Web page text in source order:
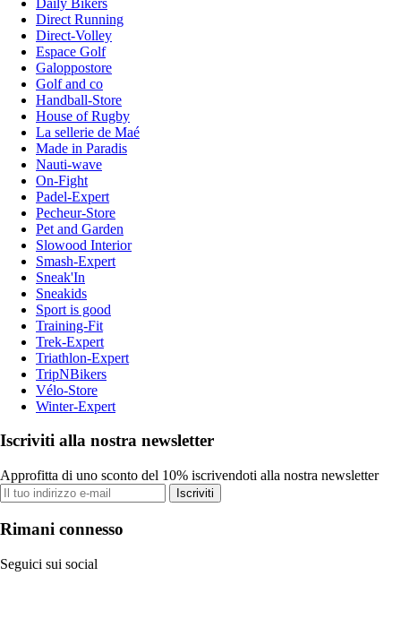
Direct Running
Direct-Volley
Espace Golf
Galoppostore
Golf and co
Handball-Store
House of Rugby
La sellerie de Maé
Made in Paradis
Nauti-wave
On-Fight
Padel-Expert
Pecheur-Store
Pet and Garden
Slowood Interior
Smash-Expert
Sneak'In
Sneakids
Sport is good
Training-Fit
Trek-Expert
Triathlon-Expert
TripNBikers
Vélo-Store
Winter-Expert
Iscriviti alla nostra newsletter
Approfitta di uno sconto del 10% iscrivendoti alla nostra newsletter
Iscriviti
Rimani connesso
Seguici sui social